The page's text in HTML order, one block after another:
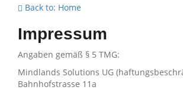
Back to: Home
Impressum
Angaben gemäß § 5 TMG:
Mindlands Solutions UG
Bahnhofstrasse 11a